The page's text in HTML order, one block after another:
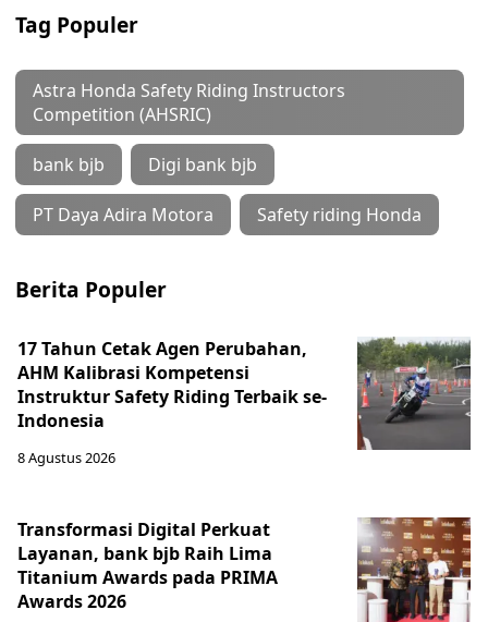
Tag Populer
Astra Honda Safety Riding Instructors
Competition (AHSRIC)
bank bjb Digi bank bjb
PT Daya Adira Motora Safety riding Honda
Berita Populer
17 Tahun Cetak Agen Perubahan,
AHM Kalibrasi Kompetensi
Instruktur Safety Riding Terbaik se-
Indonesia
8 Agustus 2026
Transformasi Digital Perkuat
Layanan, bank bjb Raih Lima
Titanium Awards pada PRIMA
Awards 2026